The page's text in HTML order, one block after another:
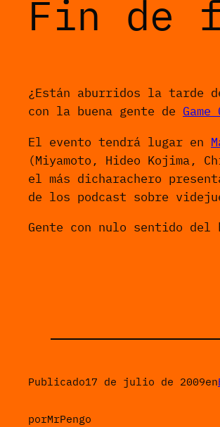
Fin de
¿Están aburridos la tarde
con la buena gente de Game
El evento tendrá lugar en
(Miyamoto, Hideo Kojima,
el más dicharachero
de los podcast sobre
Gente con nulo sentido del
Publicado17 de julio de 2009en
porMrPengo